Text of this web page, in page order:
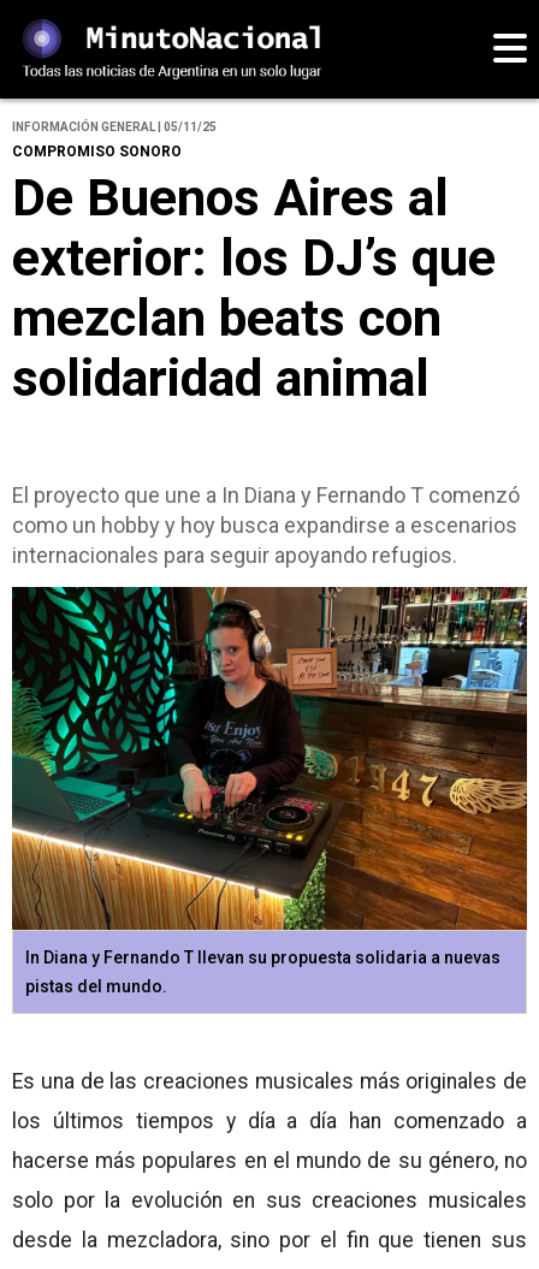
INFORMACIÓN GENERAL | 05/11/25
COMPROMISO SONORO
De Buenos Aires al
exterior: los DJ’s que
mezclan beats con
solidaridad animal
El proyecto que une a In Diana y Fernando T comenzó
como un hobby y hoy busca expandirse a escenarios
internacionales para seguir apoyando refugios.
In Diana y Fernando T llevan su propuesta solidaria a nuevas
pistas del mundo.
Es una de las creaciones musicales más originales de
los últimos tiempos y día a día han comenzado a
hacerse más populares en el mundo de su género, no
solo por la evolución en sus creaciones musicales
desde la mezcladora, sino por el fin que tienen sus